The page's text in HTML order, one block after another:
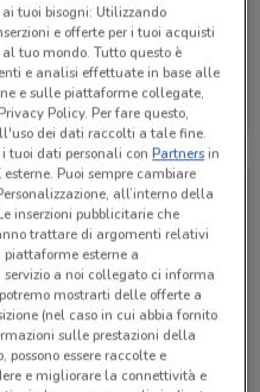
tuoi bisogni: Utilizzando
e offerte per i tuoi acquisti
tuo mondo. Tutto questo è
e analisi effettuate in base alle
e sulle piattaforme collegate,
Policy. Per fare questo,
dei dati raccolti a tale fine.
i tuoi dati personali conPartnersin
Puoi sempre cambiare
all’interno della
inserzioni pubblicitarie che
trattare di argomenti relativi
esterne a
servizio a noi collegato ci informa
mostrarti delle offerte a
(nel caso in cui abbia fornito
sulle prestazioni della
essere raccolte e
e migliorare la connettività e